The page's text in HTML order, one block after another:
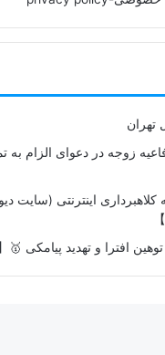
تهران
زوجه در دعوای الزام
کلاهبرداری اینترنتی (سایت
افترا و تهدید پیامکی 🥇